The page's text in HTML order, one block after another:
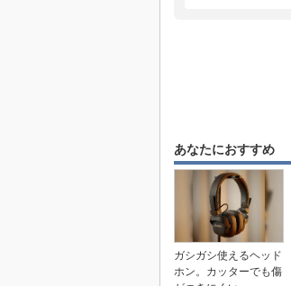
あなたにおすすめ
ガシガシ使えるヘッド
ホン。カッターでも傷